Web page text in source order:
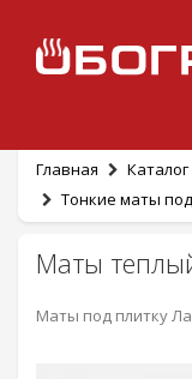
Главная Каталог
Тонкие маты
Маты
Маты под плитку